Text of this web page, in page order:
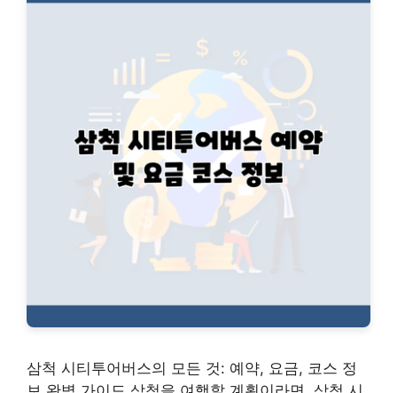
삼척 시티투어버스의 모든 것: 예약, 요금, 코스 정